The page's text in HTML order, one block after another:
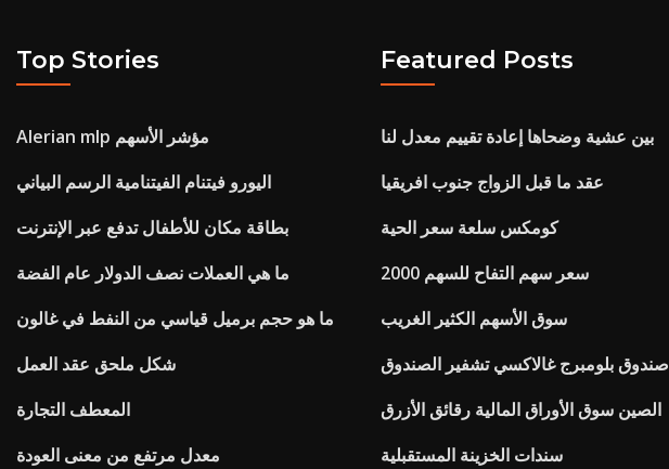
Top Stories
Alerian mlp مؤشر الأسهم
اليورو فيتنام الفيتنامية الرسم البياني
بطاقة مكان للأطفال تدفع عبر الإنترنت
ما هي العملات نصف الدولار عام الفضة
ما هو حجم برميل قياسي من النفط في غالون
شكل ملحق عقد العمل
المعطف التجارة
معدل مرتفع من معنى العودة
Featured Posts
بين عشية وضحاها إعادة تقييم معدل لنا
عقد ما قبل الزواج جنوب افريقيا
كومكس سلعة سعر الحية
سعر سهم التفاح للسهم 2000
سوق الأسهم الكثير الغريب
صندوق بلومبرج غالاكسي تشفير الصندوق
الصين سوق الأوراق المالية رقائق الأزرق
سندات الخزينة المستقبلية